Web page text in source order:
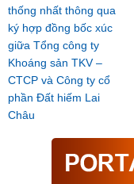
thống nhất thông qua
ký hợp đồng bốc xúc
giữa Tổng công ty
Khoáng sản TKV –
CTCP và Công ty cổ
phần Đất hiếm Lai
Châu